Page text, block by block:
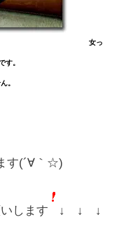
女っ
す。
す(´∀｀☆)
します ↓ ↓ ↓